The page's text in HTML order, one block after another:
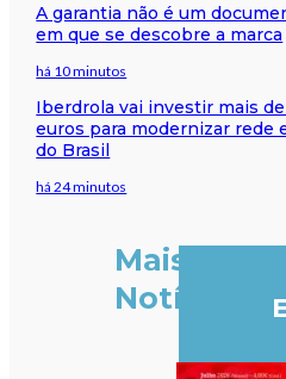
A garantia não é um
em que se descobre a marca
há 10 minutos
Iberdrola vai investir mais
euros para modernizar rede
do Brasil
há 24 minutos
Mais
Notícias